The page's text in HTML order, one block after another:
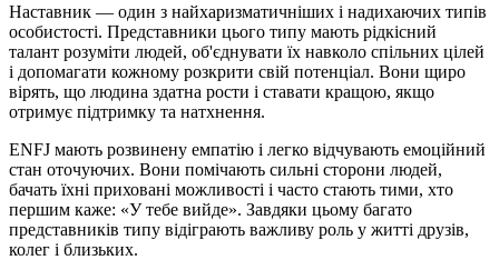
Наставник — один з найхаризматичніших і надихаючих типів
особистості. Представники цього типу мають рідкісний
талант розуміти людей, об'єднувати їх навколо спільних цілей
і допомагати кожному розкрити свій потенціал. Вони щиро
вірять, що людина здатна рости і ставати кращою, якщо
отримує підтримку та натхнення.
ENFJ мають розвинену емпатію і легко відчувають емоційний
стан оточуючих. Вони помічають сильні сторони людей,
бачать їхні приховані можливості і часто стають тими, хто
першим каже: «У тебе вийде». Завдяки цьому багато
представників типу відіграють важливу роль у житті друзів,
колег і близьких.